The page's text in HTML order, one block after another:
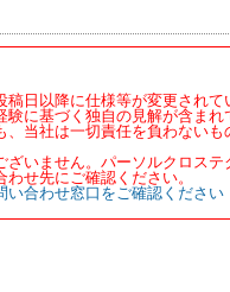
日以降に仕様等が変更されて
に基づく独自の見解が含まれ
当社は一切責任を負わない
いません。パーソルクロス
せ先にご確認ください。
い合わせ窓口をご確認ください